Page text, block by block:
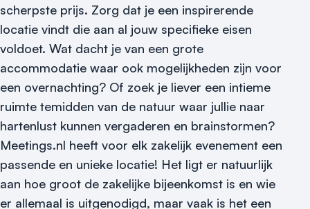
Vraag locatie aan
Locatiegids
Meld locatie aan
Nieuws
scherpste prijs. Zorg dat je een inspirerende
locatie vindt die aan al jouw specifieke eisen
voldoet. Wat dacht je van een grote
accommodatie waar ook mogelijkheden zijn voor
een overnachting? Of zoek je liever een intieme
ruimte temidden van de natuur waar jullie naar
hartenlust kunnen vergaderen en brainstormen?
Meetings.nl heeft voor elk zakelijk evenement een
passende en unieke locatie! Het ligt er natuurlijk
aan hoe groot de zakelijke bijeenkomst is en wie
er allemaal is uitgenodigd, maar vaak is het een